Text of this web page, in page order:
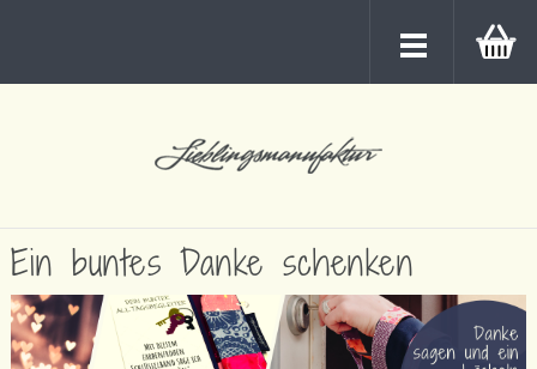
Ein buntes Danke schenken